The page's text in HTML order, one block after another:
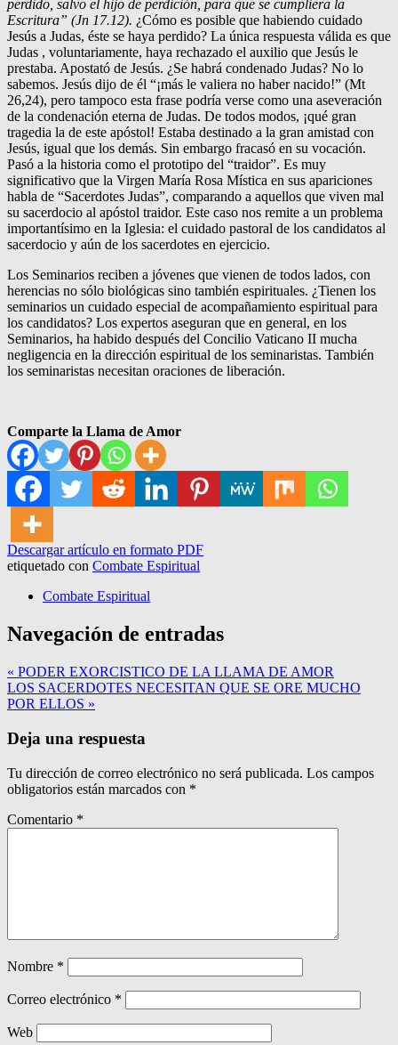
perdido, salvo el hijo de perdición, para que se cumpliera la
Escritura” (Jn 17.12). ¿Cómo es posible que habiendo cuidado
Jesús a Judas, éste se haya perdido? La única respuesta válida es que
Judas , voluntariamente, haya rechazado el auxilio que Jesús le
prestaba. Apostató de Jesús. ¿Se habrá condenado Judas? No lo
sabemos. Jesús dijo de él “¡más le valiera no haber nacido!” (Mt
26,24), pero tampoco esta frase podría verse como una aseveración
de la condenación eterna de Judas. De todos modos, ¡qué gran
tragedia la de este apóstol! Estaba destinado a la gran amistad con
Jesús, igual que los demás. Sin embargo fracasó en su vocación.
Pasó a la historia como el prototipo del “traidor”. Es muy
significativo que la Virgen María Rosa Mística en sus apariciones
habla de “Sacerdotes Judas”, comparando a aquellos que viven mal
su sacerdocio al apóstol traidor. Este caso nos remite a un problema
importantísimo en la Iglesia: el cuidado pastoral de los candidatos al
sacerdocio y aún de los sacerdotes en ejercicio.
Los Seminarios reciben a jóvenes que vienen de todos lados, con
herencias no sólo biológicas sino también espirituales. ¿Tienen los
seminarios un cuidado especial de acompañamiento espiritual para
los candidatos? Los expertos aseguran que en general, en los
Seminarios, ha habido después del Concilio Vaticano II mucha
negligencia en la dirección espiritual de los seminaristas. También
los seminaristas necesitan oraciones de liberación.
Comparte la Llama de Amor
Descargar artículo en formato PDF
etiquetado con Combate Espiritual
Combate Espiritual
Navegación de entradas
« PODER EXORCISTICO DE LA LLAMA DE AMOR
LOS SACERDOTES NECESITAN QUE SE ORE MUCHO
POR ELLOS »
Deja una respuesta
Tu dirección de correo electrónico no será publicada. Los campos
obligatorios están marcados con *
Comentario *
Nombre *
Correo electrónico *
Web